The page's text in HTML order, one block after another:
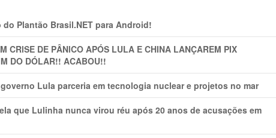
Plantão Brasil.NET para Android!
CRlSE DE PÂNlCO APÓS LULA E CHINA LANÇAREM PIX
DO DÓLAR!! ACABOU!!
Lula parceria em tecnologia nuclear e projetos no mar
que Lulinha nunca virou réu após 20 anos de acusações em